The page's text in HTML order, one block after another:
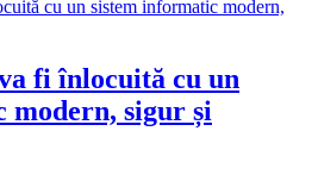
fi înlocuită cu un
modern, sigur și